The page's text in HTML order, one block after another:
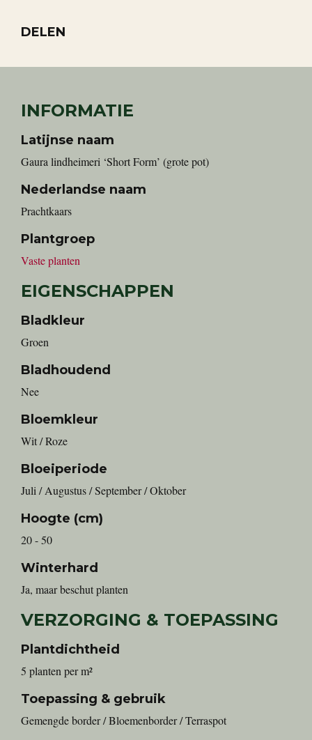
DELEN
INFORMATIE
Latijnse naam
Gaura lindheimeri ‘Short Form’ (grote pot)
Nederlandse naam
Prachtkaars
Plantgroep
Vaste planten
EIGENSCHAPPEN
Bladkleur
Groen
Bladhoudend
Nee
Bloemkleur
Wit / Roze
Bloeiperiode
Juli / Augustus / September / Oktober
Hoogte (cm)
20 - 50
Winterhard
Ja, maar beschut planten
VERZORGING & TOEPASSING
Plantdichtheid
5 planten per m²
Toepassing & gebruik
Gemengde border / Bloemenborder / Terraspot